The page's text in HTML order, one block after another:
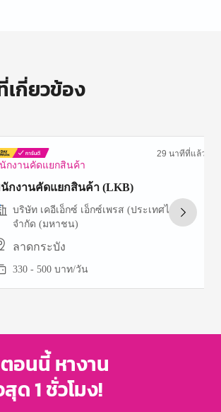
กี่ยวข้อง
กงานคัดแยกสินค้า
29 นาทีที่แล้ว
กงานคัดแยกสินค้า (LKB)
บริษัท เคอีเอ็กซ์ เอ็กซ์เพรส (ประเทศไทย)
จำกัด (มหาชน)
ลาดกระบัง
330 - 500 บาท/วัน
อนนี้ หางาน
ด 1 ชั่วโมง!